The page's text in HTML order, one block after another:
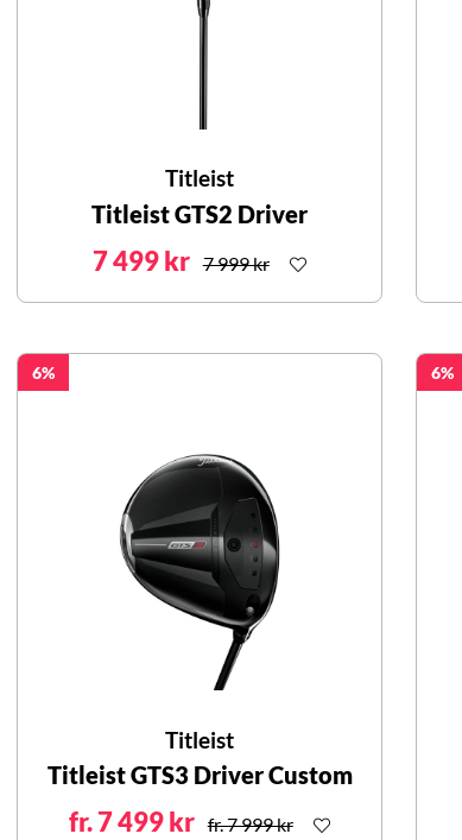
Titleist
Titleist GTS2 Driver
7 499 kr 7 999 kr
6
Titleist
Titleist GTS3 Driver Custom
fr. 7 499 kr fr. 7 999 kr
6